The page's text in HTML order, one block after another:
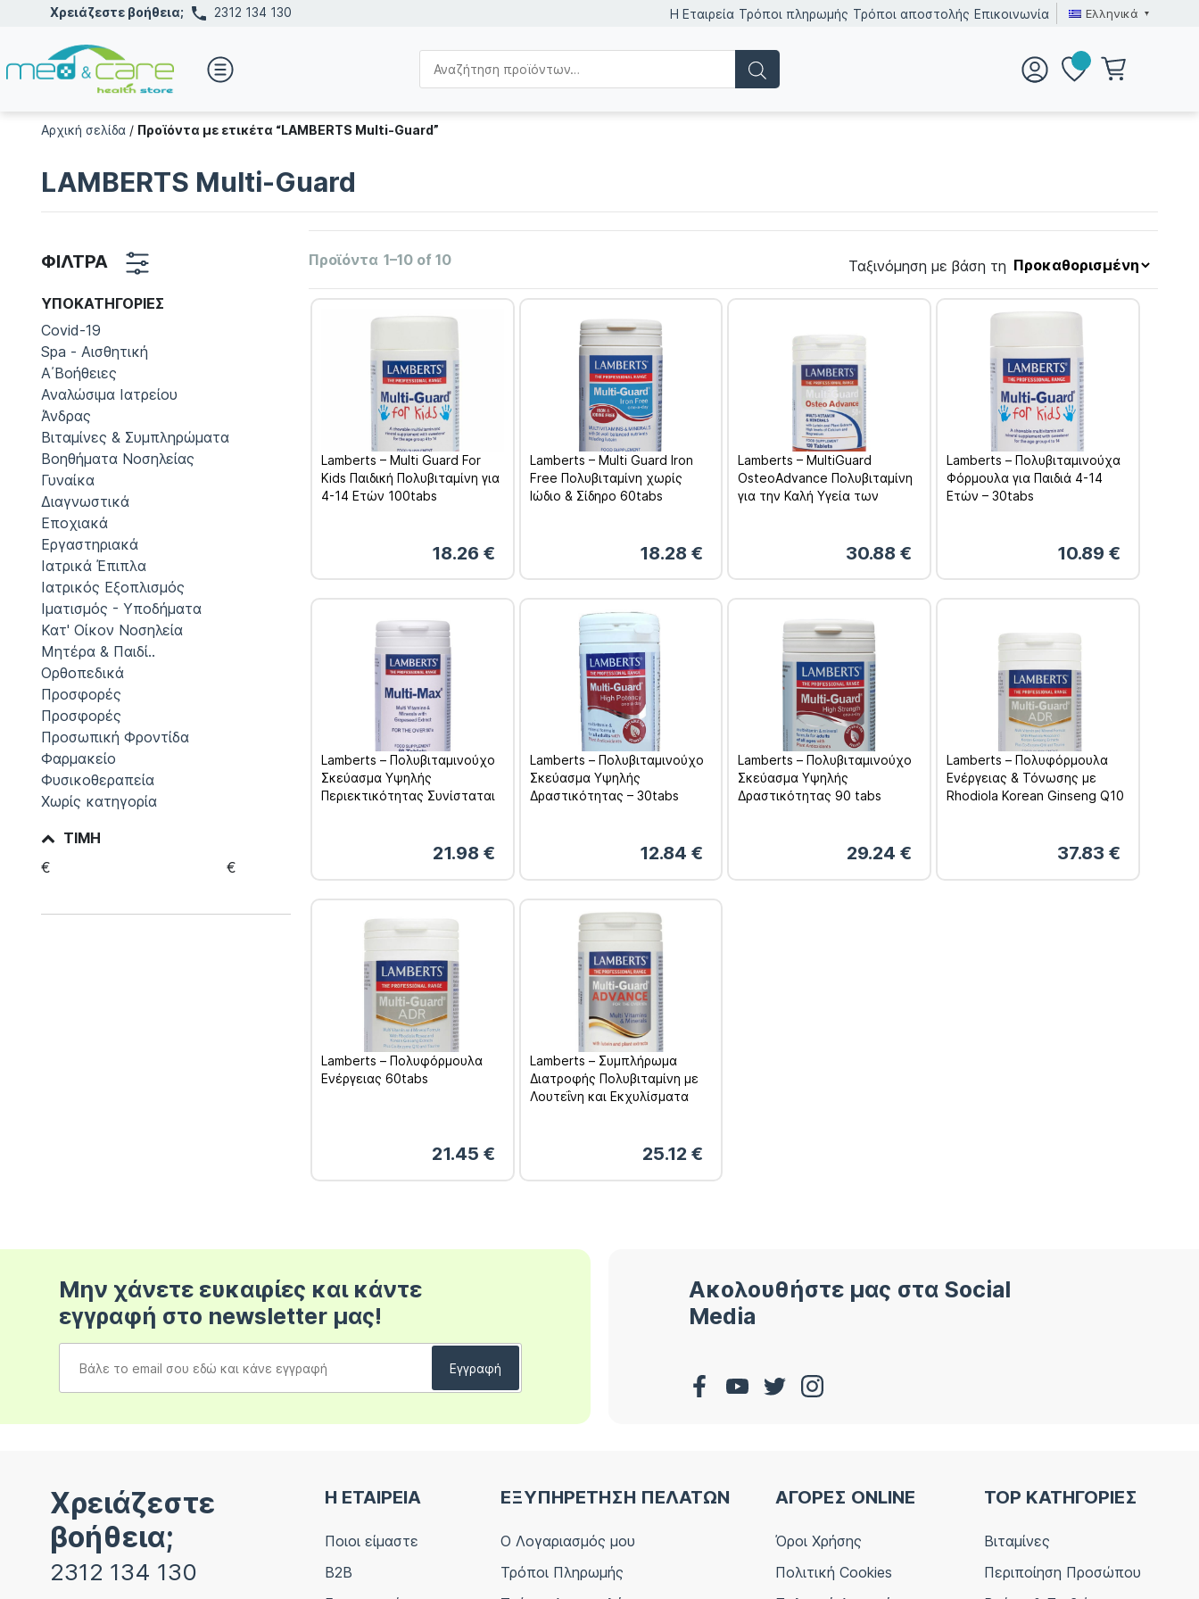
Χρειάζεστε βοήθεια; 2312 134 130 Η Εταιρεία Τρόποι πληρωμής Τρόποι αποστολής Επικοινωνία Ελληνικά
Αρχική σελίδα/ Προϊόντα με ετικέτα “LAMBERTS Multi-Guard”
LAMBERTS Multi-Guard
ΦΙΛΤΡΑ
ΥΠΟΚΑΤΗΓΟΡΊΕΣ
Covid-19
Spa - Αισθητική
Α΄Βοήθειες
Αναλώσιμα Ιατρείου
Άνδρας
Βιταμίνες & Συμπληρώματα
Βοηθήματα Νοσηλείας
Γυναίκα
Διαγνωστικά
Εποχιακά
Εργαστηριακά
Ιατρικά Έπιπλα
Ιατρικός Εξοπλισμός
Ιματισμός - Υποδήματα
Κατ' Οίκον Νοσηλεία
Μητέρα & Παιδί..
Ορθοπεδικά
Προσφορές
Προσφορές
Προσωπική Φροντίδα
Φαρμακείο
Φυσικοθεραπεία
Χωρίς κατηγορία
ΤΙΜΉ
€
€
Προϊόντα 1–10 of 10 Ταξινόμηση με βάση τη
Lamberts – Multi Guard For
Kids Παιδική Πολυβιταμίνη για
4-14 Ετών 100tabs
18.26 €
Lamberts – Multi Guard Iron
Free Πολυβιταμίνη χωρίς
Ιώδιο & Σίδηρο 60tabs
18.28€
Lamberts – MultiGuard
OsteoAdvance Πολυβιταμίνη
για την Καλή Υγεία των
30.88€
Lamberts – Πολυβιταμινούχα
Φόρμουλα για Παιδιά 4-14
Ετών – 30tabs
10.89 €
Lamberts – Πολυβιταμινούχο
Σκεύασμα Yψηλής
Περιεκτικότητας Συνίσταται
21.98 €
Lamberts – Πολυβιταμινούχο
Σκεύασμα Υψηλής
Δραστικότητας – 30tabs
12.84€
Lamberts – Πολυβιταμινούχο
Σκεύασμα Υψηλής
Δραστικότητας 90 tabs
29.24€
Lamberts – Πολυφόρμουλα
Ενέργειας & Τόνωσης με
Rhodiola Korean Ginseng Q10
37.83 €
Lamberts – Πολυφόρμουλα
Ενέργειας 60tabs
21.45 €
Lamberts – Συμπλήρωμα
Διατροφής Πολυβιταμίνη με
Λουτεΐνη και Εκχυλίσματα
25.12€
Μην χάνετε ευκαιρίες και κάντε
εγγραφή στο newsletter μας!
Ακολουθήστε μας στα Social
Media
Χρειάζεστε
βοήθεια;
2312 134 130
Η ΕΤΑΙΡΕΙΑ
Ποιοι είμαστε
B2B
ΕΞΥΠΗΡΕΤΗΣΗ ΠΕΛΑΤΩΝ
Ο Λογαριασμός μου
Τρόποι Πληρωμής
ΑΓΟΡΕΣ ONLINE
Όροι Χρήσης
Πολιτική Cookies
TOP ΚΑΤΗΓΟΡΙΕΣ
Βιταμίνες
Περιποίηση Προσώπου